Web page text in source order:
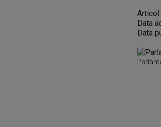
Articol
Data
Data